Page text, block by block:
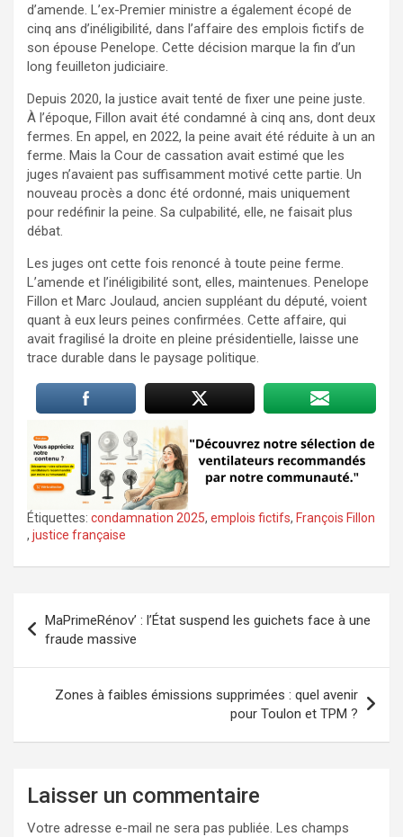
d’amende. L’ex-Premier ministre a également écopé de
cinq ans d’inéligibilité, dans l’affaire des emplois fictifs de
son épouse Penelope. Cette décision marque la fin d’un
long feuilleton judiciaire.
Depuis 2020, la justice avait tenté de fixer une peine juste.
À l’époque, Fillon avait été condamné à cinq ans, dont deux
fermes. En appel, en 2022, la peine avait été réduite à un an
ferme. Mais la Cour de cassation avait estimé que les
juges n’avaient pas suffisamment motivé cette partie. Un
nouveau procès a donc été ordonné, mais uniquement
pour redéfinir la peine. Sa culpabilité, elle, ne faisait plus
débat.
Les juges ont cette fois renoncé à toute peine ferme.
L’amende et l’inéligibilité sont, elles, maintenues. Penelope
Fillon et Marc Joulaud, ancien suppléant du député, voient
quant à eux leurs peines confirmées. Cette affaire, qui
avait fragilisé la droite en pleine présidentielle, laisse une
trace durable dans le paysage politique.
Étiquettes: condamnation 2025, emplois fictifs, François Fillon
, justice française
de
l’article
MaPrimeRénov’ : l’État suspend les guichets face à une
fraude massive
Zones à faibles émissions supprimées : quel avenir
pour Toulon et TPM ?
Laisser un commentaire
Votre adresse e-mail ne sera pas publiée. Les champs